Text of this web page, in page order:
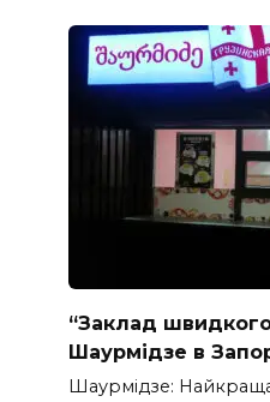
“Заклад
Шаурмідзе в
Шаурмідзе: